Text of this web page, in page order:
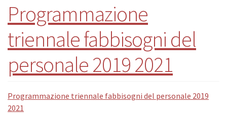
Programmazione
triennale fabbisogni del
personale 2019 2021
Programmazione triennale fabbisogni del personale 2019
2021